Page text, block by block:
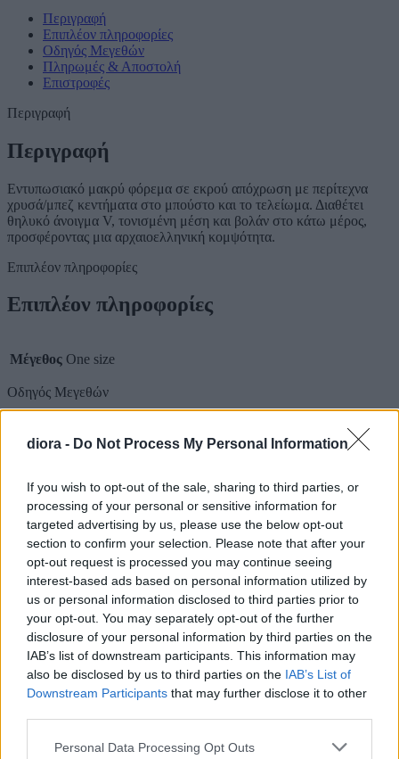
diora - Do Not Process My Personal Information
If you wish to opt-out of the sale, sharing to third parties, or
processing of your personal or sensitive information for
targeted advertising by us, please use the below opt-out
section to confirm your selection. Please note that after your
opt-out request is processed you may continue seeing
interest-based ads based on personal information utilized by
us or personal information disclosed to third parties prior to
your opt-out. You may separately opt-out of the further
disclosure of your personal information by third parties on the
IAB’s list of downstream participants. This information may
also be disclosed by us to third parties on the IAB’s List of
Downstream Participants that may further disclose it to other
Please note that this website/app uses one or more Google
Personal Data Processing Opt Outs
Περιγραφή
Επιπλέον πληροφορίες
Οδηγός Μεγεθών
Πληρωμές & Αποστολή
Επιστροφές
Περιγραφή
Περιγραφή
Εντυπωσιακό μακρύ φόρεμα σε εκρού απόχρωση με περίτεχνα
χρυσά/μπεζ κεντήματα στο μπούστο και το τελείωμα. Διαθέτει
θηλυκό άνοιγμα V, τονισμένη μέση και βολάν στο κάτω μέρος,
προσφέροντας μια αρχαιοελληνική κομψότητα.
Επιπλέον πληροφορίες
Επιπλέον πληροφορίες
Μέγεθος One size
Οδηγός Μεγεθών
S 84-88 64-68 90-94
M 88-92 68-72 94-98
L 92-96 72-76
98-102
Πληρωμές & Αποστολή
Τρόποι Πληρωμής
Αντικαταβολή (κόστος 1€)
Πιστωτική / Χρεωστική κάρτα μέσω Viva / IRIS
Τραπεζική κατάθεση (η αποστολή γίνεται μετά την
επιβεβαίωση πληρωμής)
Αποστολή